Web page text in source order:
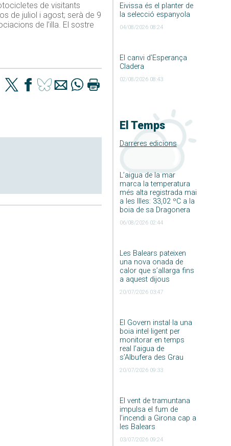
Eivissa és el planter de
la selecció espanyola
04/08/2026 08:24
El canvi d’Esperança
Cladera
02/08/2026 08:43
El Temps
Darreres edicions
L’aigua de la mar
marca la temperatura
més alta registrada mai
a les Illes: 33,02 ºC a la
boia de sa Dragonera
06/08/2026 02:44
Les Balears pateixen
una nova onada de
calor que s’allarga fins
a aquest dijous
20/07/2026 03:47
El Govern instal·la una
boia intel·ligent per
monitorar en temps
real l’aigua de
s’Albufera des Grau
20/07/2026 09:33
El vent de tramuntana
impulsa el fum de
l’incendi a Girona cap a
les Balears
03/07/2026 09:24
de visitants
de juliol i agost; serà de 9
de l’illa. El sostre